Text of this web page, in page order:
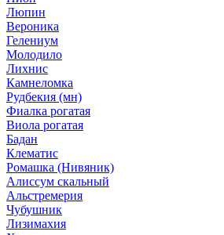
Люпин
Вероника
Гелениум
Молодило
Лихнис
Камнеломка
Рудбекия (мн)
Фиалка рогатая
Виола рогатая
Бадан
Клематис
Ромашка (Нивяник)
Алиссум скальный
Альстремерия
Чубушник
Лизимахия